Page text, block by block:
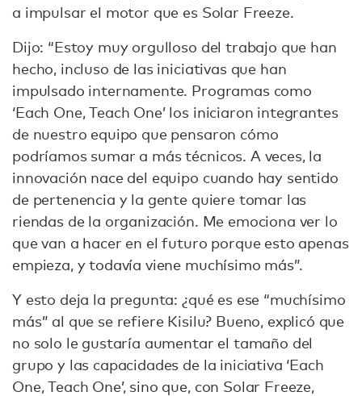
a impulsar el motor que es Solar Freeze.
Dijo: “Estoy muy orgulloso del trabajo que han
hecho, incluso de las iniciativas que han
impulsado internamente. Programas como
‘Each One, Teach One’ los iniciaron integrantes
de nuestro equipo que pensaron cómo
podríamos sumar a más técnicos. A veces, la
innovación nace del equipo cuando hay sentido
de pertenencia y la gente quiere tomar las
riendas de la organización. Me emociona ver lo
que van a hacer en el futuro porque esto apenas
empieza, y todavía viene muchísimo más”.
Y esto deja la pregunta: ¿qué es ese “muchísimo
más” al que se refiere Kisilu? Bueno, explicó que
no solo le gustaría aumentar el tamaño del
grupo y las capacidades de la iniciativa ‘Each
One, Teach One’, sino que, con Solar Freeze,